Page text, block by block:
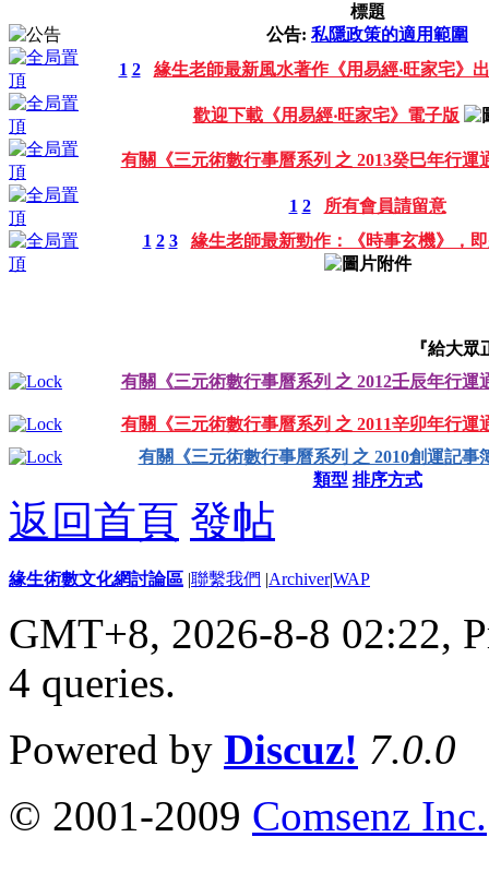
標題
公告: 私隱政策的適用範圍
1 2 緣生老師最新風水著作《用易經‧旺家宅》
歡迎下載《用易經‧旺家宅》電子版
有關《三元術數行事曆系列 之 2013癸巳年行運
1 2
所有會員請留意
1 2 3 緣生老師最新勁作：《時事玄機》，
『給大
有關《三元術數行事曆系列 之 2012壬辰年行運
有關《三元術數行事曆系列 之 2011辛卯年行運
有關《三元術數行事曆系列 之 2010創運記事
類型 排序方式
返回首頁 發帖
緣生術數文化網討論區 |聯繫我們 |Archiver|WAP
GMT+8, 2026-8-8 02:22,
4 queries.
Powered by Discuz! 7.0.0
© 2001-2009 Comsenz Inc.